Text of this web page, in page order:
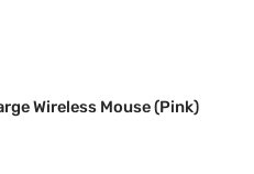
Wireless Mouse (Pink)